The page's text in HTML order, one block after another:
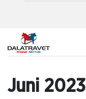
Juni 2023